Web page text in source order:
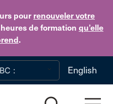
pour renouveler votre
de formation qu’elle
.
Skip to main content
English